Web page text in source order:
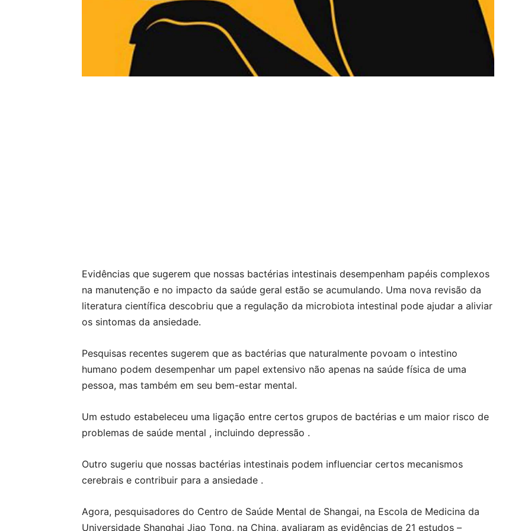
Evidências que sugerem que nossas bactérias intestinais desempenham papéis complexos
na manutenção e no impacto da saúde geral estão se acumulando. Uma nova revisão da
literatura científica descobriu que a regulação da microbiota intestinal pode ajudar a aliviar
os sintomas da ansiedade.
Pesquisas recentes sugerem que as bactérias que naturalmente povoam o intestino
humano podem desempenhar um papel extensivo não apenas na saúde física de uma
pessoa, mas também em seu bem-estar mental.
Um estudo estabeleceu uma ligação entre certos grupos de bactérias e um maior risco de
problemas de saúde mental , incluindo depressão .
Outro sugeriu que nossas bactérias intestinais podem influenciar certos mecanismos
cerebrais e contribuir para a ansiedade .
Agora, pesquisadores do Centro de Saúde Mental de Shangai, na Escola de Medicina da
Universidade Shanghai Jiao Tong, na China, avaliaram as evidências de 21 estudos –